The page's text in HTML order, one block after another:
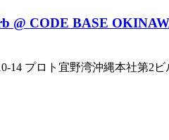
@ CODE BASE
14 プロト宜野湾沖縄本社第2ビ